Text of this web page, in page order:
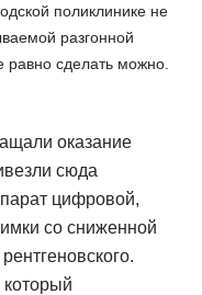
поликлинике не
разгонной
равно сделать можно.
оказание
сюда
цифровой,
со сниженной